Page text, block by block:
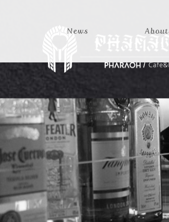
News About